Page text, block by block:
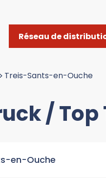
Réseau de
> Treis-Sants-en-Ouche
/
en-Ouche